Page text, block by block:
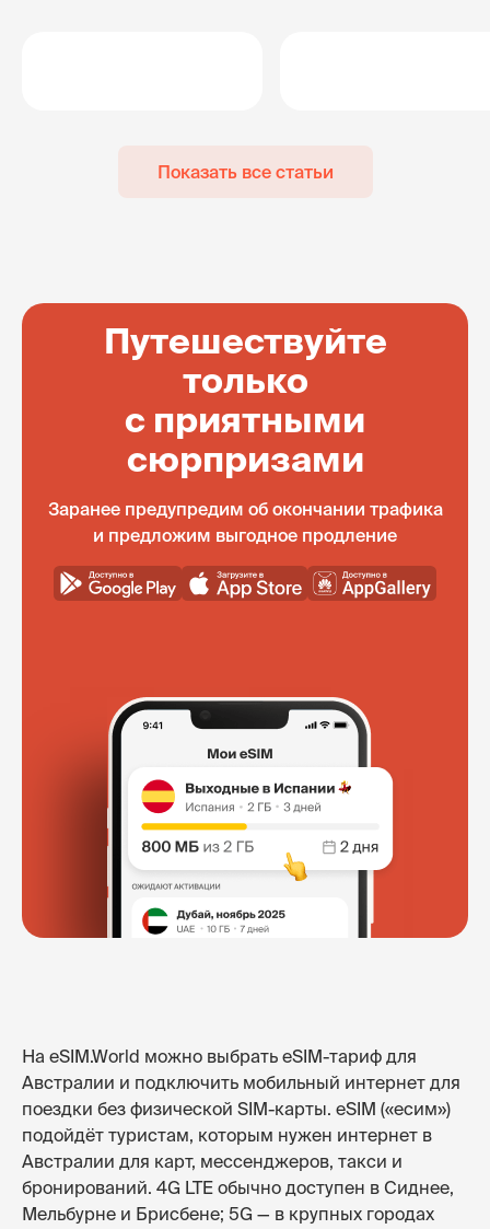
Показать все статьи
Путешествуйте
только
с приятными
сюрпризами
Заранее предупредим об окончании трафика
и предложим выгодное продление
На eSIM.World можно выбрать eSIM-тариф для
Австралии и подключить мобильный интернет для
поездки без физической SIM-карты. eSIM («есим»)
подойдёт туристам, которым нужен интернет в
Австралии для карт, мессенджеров, такси и
бронирований. 4G LTE обычно доступен в Сиднее,
Мельбурне и Брисбене; 5G — в крупных городах